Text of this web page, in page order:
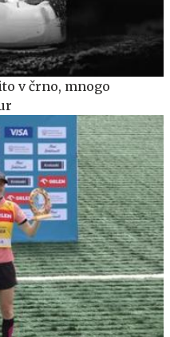
v črno, mnogo